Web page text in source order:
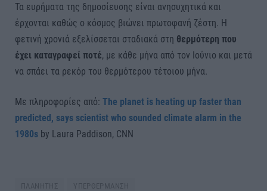
Τα ευρήματα της δημοσίευσης είναι ανησυχητικά και
έρχονται καθώς ο κόσμος βιώνει πρωτοφανή ζέστη. Η
φετινή χρονιά εξελίσσεται σταδιακά στη θερμότερη που
έχει καταγραφεί ποτέ, με κάθε μήνα από τον Ιούνιο και μετά
να σπάει τα ρεκόρ του θερμότερου τέτοιου μήνα.
Με πληροφορίες από: The planet is heating up faster than
predicted, says scientist who sounded climate alarm in the
1980s by Laura Paddison, CNN
ΠΛΑΝΗΤΗΣ ΥΠΕΡΘΕΡΜΑΝΣΗ